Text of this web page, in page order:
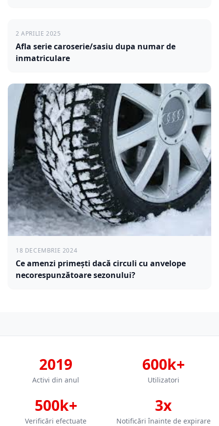
2 APRILIE 2025
Afla serie caroserie/sasiu dupa numar de
inmatriculare
18 DECEMBRIE 2024
Ce amenzi primești dacă circuli cu anvelope
necorespunzătoare sezonului?
2019
Activi din anul
600k+
Utilizatori
500k+
Verificări efectuate
3x
Notificări înainte de expirare